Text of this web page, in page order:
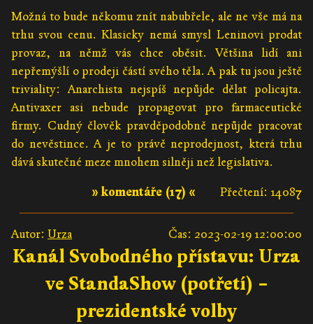
Možná to bude někomu znít nabubřele, ale ne vše má na
trhu svou cenu. Klasicky nemá smysl Leninovi prodat
provaz, na němž vás chce oběsit. Většina lidí ani
nepřemýšlí o prodeji částí svého těla. A pak tu jsou ještě
triviality: Anarchista nejspíš nepůjde dělat policajta.
Antivaxer asi nebude propagovat pro farmaceutické
firmy. Cudný člověk pravděpodobně nepůjde pracovat
do nevěstince. A je to právě neprodejnost, která trhu
dává skutečné meze mnohem silněji než legislativa.
Přečtení: 14087
» komentáře (17) «
Autor: Urza Čas: 2023-02-19 12:00:00
Kanál Svobodného přístavu: Urza
ve StandaShow (potřetí) –
prezidentské volby